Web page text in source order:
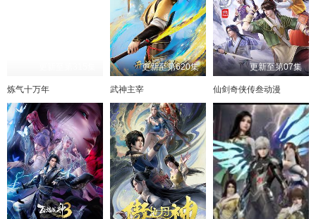
炼气十万年
更新至第620集
武神主宰
更新至第07集
仙剑奇侠传叁动漫